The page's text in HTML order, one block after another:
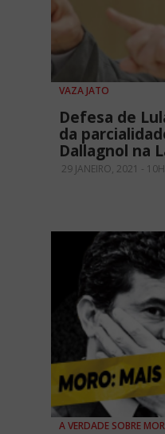
VAZA JATO
Defesa de
da
Dallagnol na
29 JANEIRO, 2021 -
A VERDADE SOBRE